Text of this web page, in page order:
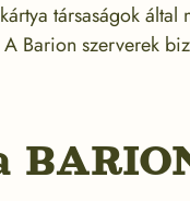
társaságok
Barion szerverek